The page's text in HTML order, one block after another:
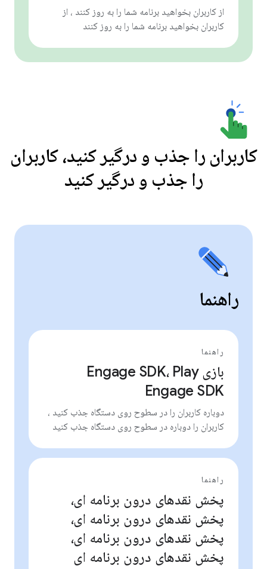
از کاربران بخواهید برنامه شما را به روز کنند ، از
کاربران بخواهید برنامه شما را به روز کنند
کاربران را جذب و درگیر کنید، کاربران
را جذب و درگیر کنید
راهنما
راهنما
بازی Engage SDK، Play
Engage SDK
دوباره کاربران را در سطوح روی دستگاه جذب کنید ،
کاربران را دوباره در سطوح روی دستگاه جذب کنید
راهنما
پخش نقدهای درون برنامه ای،
پخش نقدهای درون برنامه ای،
پخش نقدهای درون برنامه ای،
پخش نقدهای درون برنامه ای